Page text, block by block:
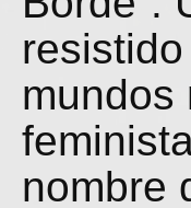
mundos
nombre